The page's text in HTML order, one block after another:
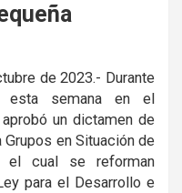
de 2023.- Durante
esta semana en el
un dictamen de
en Situación de
el cual se reforman
para el Desarrollo e